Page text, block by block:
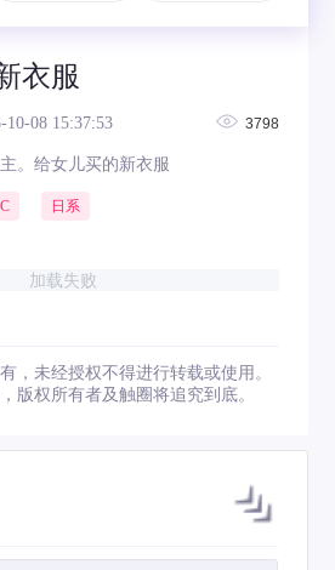
衣服
10-08 15:37:53 3798
。给女儿买的新衣服
日系
加载失败
，未经授权不得进行转载或使用。
版权所有者及触圈将追究到底。